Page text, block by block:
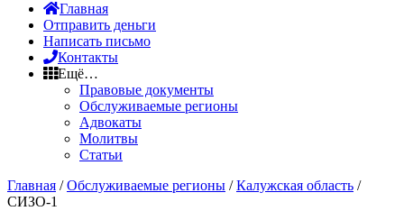
Главная
Отправить деньги
Написать письмо
Контакты
Ещё…
Правовые документы
Обслуживаемые регионы
Адвокаты
Молитвы
Статьи
Главная /Обслуживаемые регионы /Калужская область /
СИЗО-1